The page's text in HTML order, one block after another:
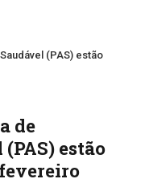
(PAS) estão
de
estão